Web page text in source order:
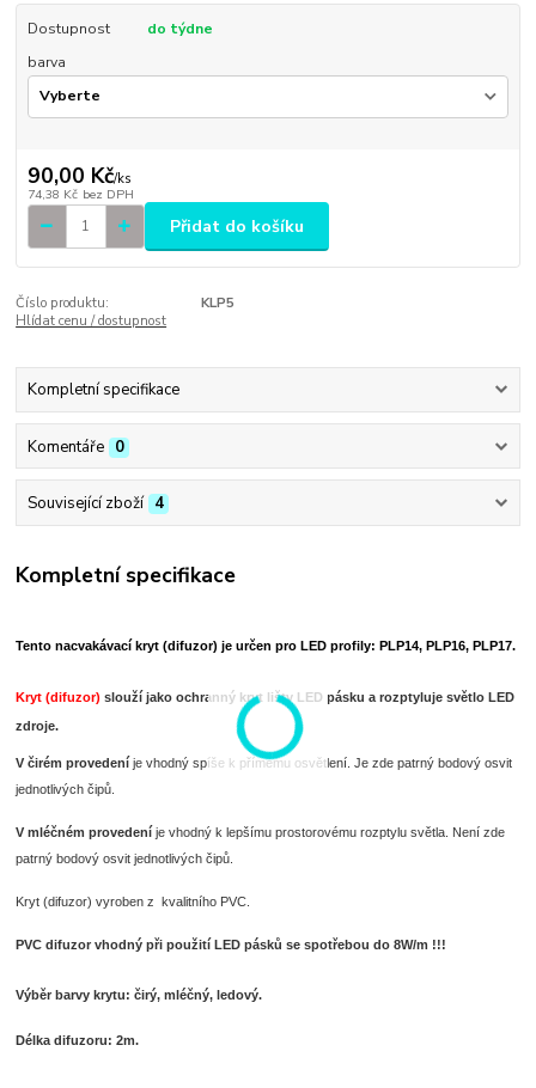
Dostupnost
do týdne
barva
90,00 Kč/ks
74,38 Kč bez DPH
Přidat do košíku
Číslo produktu:
KLP5
Hlídat cenu / dostupnost
Kompletní specifikace
Komentáře 0
Související zboží 4
Kompletní specifikace
Tento nacvakávací kryt (difuzor) je určen pro LED profily: PLP14, PLP16, PLP17.
Kryt (difuzor) slouží jako ochranný kryt lišty LED pásku a rozptyluje světlo LED
zdroje.
V čirém provedení je vhodný spíše k přímému osvětlení. Je zde patrný bodový osvit
jednotlivých čipů.
V mléčném provedení je vhodný k lepšímu prostorovému rozptylu světla. Není zde
patrný bodový osvit jednotlivých čipů.
Kryt (difuzor) vyroben z kvalitního PVC.
PVC difuzor vhodný při použití LED pásků se spotřebou do 8W/m !!!
Výběr barvy krytu: čirý, mléčný, ledový.
Délka difuzoru: 2m.